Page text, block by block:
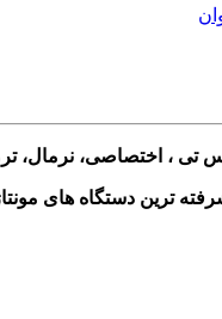
تی ، اختصاصی، نرمال،